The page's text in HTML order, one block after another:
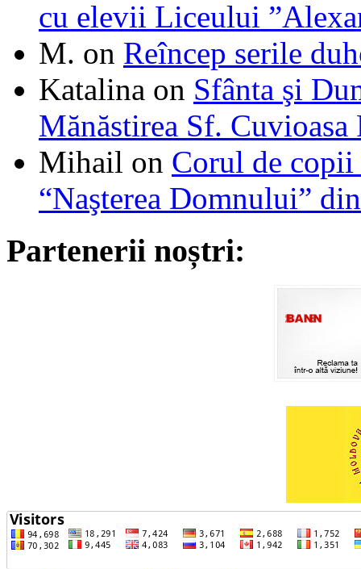
cu elevii Liceului
M. on Reîncep serile
Katalina on Sfânta şi
Mănăstirea Sf. Cuvioasa
Mihail on Corul de
“Naşterea Domnului”
Partenerii noștri: